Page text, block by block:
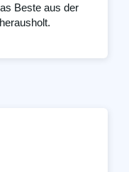
Beste aus der